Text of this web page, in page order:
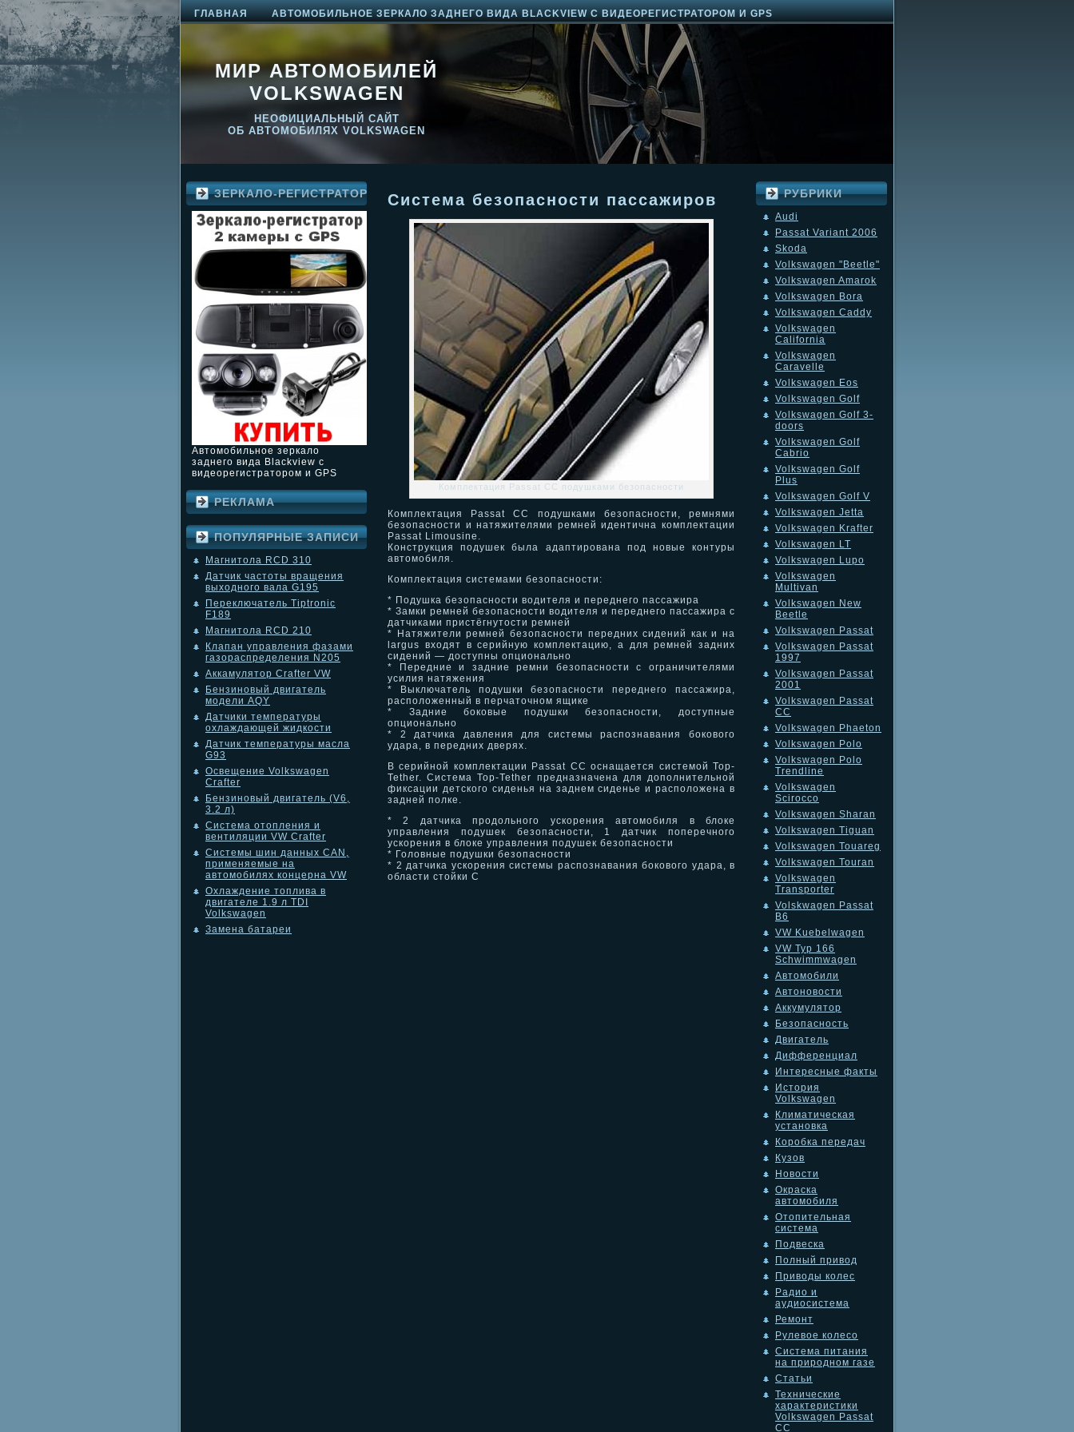
ГЛАВНАЯ АВТОМОБИЛЬНОЕ ЗЕРКАЛО ЗАДНЕГО ВИДА BLACKVIEW С ВИДЕОРЕГИСТРАТОРОМ И GPS
МИР АВТОМОБИЛЕЙ
VOLKSWAGEN
НЕОФИЦИАЛЬНЫЙ САЙТ
ОБ АВТОМОБИЛЯХ VOLKSWAGEN
ЗЕРКАЛО-РЕГИСТРАТОР
Автомобильное зеркало
заднего вида Blackview с
видеорегистратором и GPS
РЕКЛАМА
ПОПУЛЯРНЫЕ ЗАПИСИ
Магнитола RCD 310
Датчик частоты вращения
выходного вала G195
Переключатель Tiptronic
F189
Магнитола RCD 210
Клапан управления фазами
газораспределения N205
Аккамулятор Crafter VW
Бензиновый двигатель
модели AQY
Датчики температуры
охлаждающей жидкости
Датчик температуры масла
G93
Освещение Volkswagen
Crafter
Бензиновый двигатель (V6,
3.2 л)
Система отопления и
вентиляции VW Crafter
Системы шин данных CAN,
применяемые на
автомобилях концерна VW
Охлаждение топлива в
двигателе 1.9 л TDI
Volkswagen
Замена батареи
Система безопасности пассажиров
Комплектация Passat CC подушками безопасности
Комплектация Passat CC подушками безопасности, ремнями
безопасности и натяжителями ремней идентична комплектации
Passat Limousine.
Конструкция подушек была адаптирована под новые контуры
автомобиля.
Комплектация системами безопасности:
* Подушка безопасности водителя и переднего пассажира
* Замки ремней безопасности водителя и переднего пассажира с
датчиками пристёгнутости ремней
* Натяжители ремней безопасности передних сидений как и на
largus входят в серийную комплектацию, а для ремней задних
сидений — доступны опционально
* Передние и задние ремни безопасности с ограничителями
усилия натяжения
* Выключатель подушки безопасности переднего пассажира,
расположенный в перчаточном ящике
* Задние боковые подушки безопасности, доступные
опционально
* 2 датчика давления для системы распознавания бокового
удара, в передних дверях.
В серийной комплектации Passat CC оснащается системой Top-
Tether. Система Top-Tether предназначена для дополнительной
фиксации детского сиденья на заднем сиденье и расположена в
задней полке.
* 2 датчика продольного ускорения автомобиля в блоке
управления подушек безопасности, 1 датчик поперечного
ускорения в блоке управления подушек безопасности
* Головные подушки безопасности
* 2 датчика ускорения системы распознавания бокового удара, в
области стойки С
РУБРИКИ
Audi
Passat Variant 2006
Skoda
Volkswagen "Beetle"
Volkswagen Amarok
Volkswagen Bora
Volkswagen Caddy
Volkswagen
California
Volkswagen
Caravelle
Volkswagen Eos
Volkswagen Golf
Volkswagen Golf 3-
doors
Volkswagen Golf
Cabrio
Volkswagen Golf
Plus
Volkswagen Golf V
Volkswagen Jetta
Volkswagen Krafter
Volkswagen LT
Volkswagen Lupo
Volkswagen
Multivan
Volkswagen New
Beetle
Volkswagen Passat
Volkswagen Passat
1997
Volkswagen Passat
2001
Volkswagen Passat
CC
Volkswagen Phaeton
Volkswagen Polo
Volkswagen Polo
Trendline
Volkswagen
Scirocco
Volkswagen Sharan
Volkswagen Tiguan
Volkswagen Touareg
Volkswagen Touran
Volkswagen
Transporter
Volskwagen Passat
B6
VW Kuebelwagen
VW Typ 166
Schwimmwagen
Автомобили
Автоновости
Аккумулятор
Безопасность
Двигатель
Дифференциал
Интересные факты
История
Volkswagen
Климатическая
установка
Коробка передач
Кузов
Новости
Окраска
автомобиля
Отопительная
система
Подвеска
Полный привод
Приводы колес
Радио и
аудиосистема
Ремонт
Рулевое колесо
Система питания
на природном газе
Статьи
Технические
характеристики
Volkswagen Passat
CC